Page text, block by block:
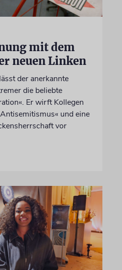
mit dem
neuen Linken
der anerkannte
die beliebte
Er wirft Kollegen
und eine
vor